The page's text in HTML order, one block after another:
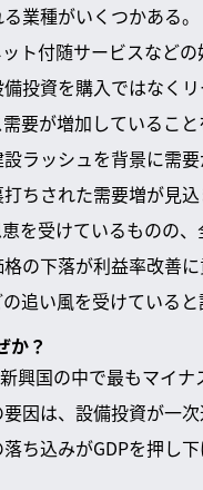
業種がいくつかある
ト付随サービスなど
投資を購入ではなくリ
要が増加していること
ラッシュを背景に需
ちされた需要増が見
受けているものの、
の下落が利益率改善
追い風を受けていると
か？
興国の中で最もマイ
因は、設備投資が一
ち込みがGDPを押し下